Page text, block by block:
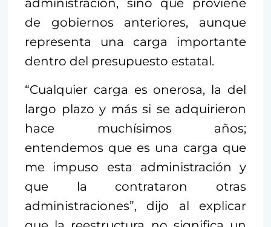
de gobiernos anteriores, aunque
representa una carga importante
dentro del presupuesto estatal.
“Cualquier carga es onerosa, la del
largo plazo y más si se adquirieron
hace muchísimos años;
entendemos que es una carga que
me impuso esta administración y
que la contrataron otras
administraciones”, dijo al explicar